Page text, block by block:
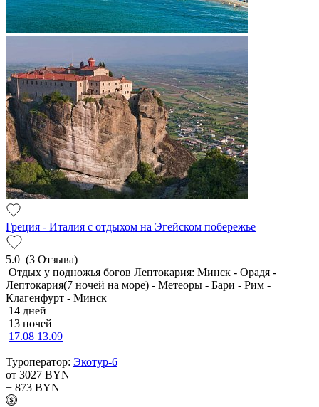
Греция - Италия с отдыхом на Эгейском побережье
5.0 (3 Отзыва)
Отдых у подножья богов Лептокария: Минск - Орадя -
Лептокария(7 ночей на море) - Метеоры - Бари - Рим -
Клагенфурт - Минск
14 дней
13 ночей
17.08 13.09
Туроператор: Экотур-6
от 3027 BYN
+ 873 BYN